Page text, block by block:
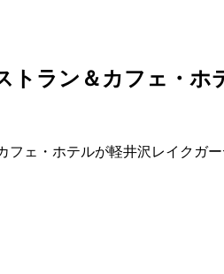
トラン＆カフェ・ホ
ェ・ホテルが軽井沢レイクガー